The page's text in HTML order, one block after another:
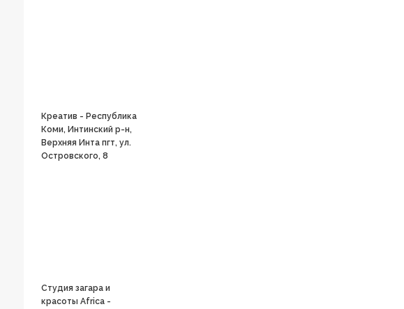
Креатив - Республика
Коми, Интинский р-н,
Верхняя Инта пгт, ул.
Островского, 8
Студия загара и
красоты Africa -